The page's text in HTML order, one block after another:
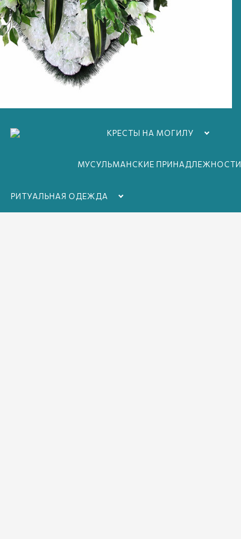
КРЕСТЫ НА МОГИЛУ
МУСУЛЬМАНСКИЕ ПРИНАДЛЕЖНОСТИ
РИТУАЛЬНАЯ ОДЕЖДА